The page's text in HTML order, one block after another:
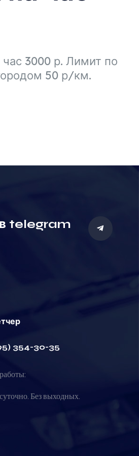
3000 р. Лимит по
50 р/км.
telegram
354-30-35
Без выходных.